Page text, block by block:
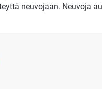
neuvojaan. Neuvoja